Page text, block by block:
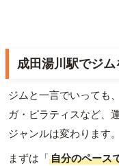
成田湯川駅でジ
ジムと一言でいっても
ガ・ピラティスなど、
ジャンルは変わります。
まずは「自分のペース